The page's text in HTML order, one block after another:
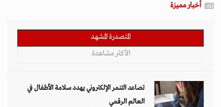
أخبار مميزة
المتصدرة المشهد
الأكثر مشاهدة
تصاعد التنمر الإلكتروني يهدد سلامة الأطفال في
العالم الرقمي